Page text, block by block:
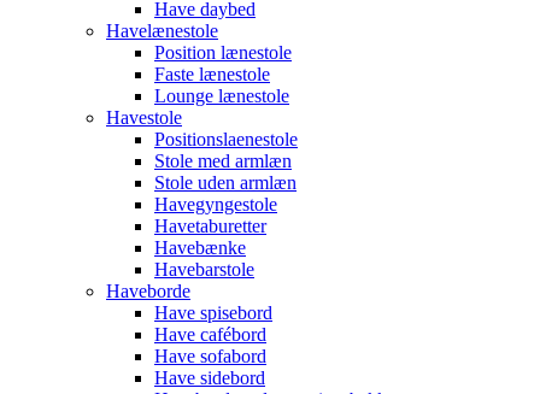
Have daybed
Havelænestole
Position lænestole
Faste lænestole
Lounge lænestole
Havestole
Positionslaenestole
Stole med armlæn
Stole uden armlæn
Havegyngestole
Havetaburetter
Havebænke
Havebarstole
Haveborde
Have spisebord
Have cafébord
Have sofabord
Have sidebord